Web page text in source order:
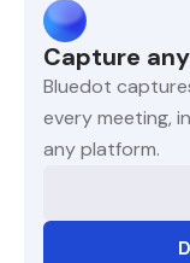
Capture
Bluedot
every meeting,
any platform.